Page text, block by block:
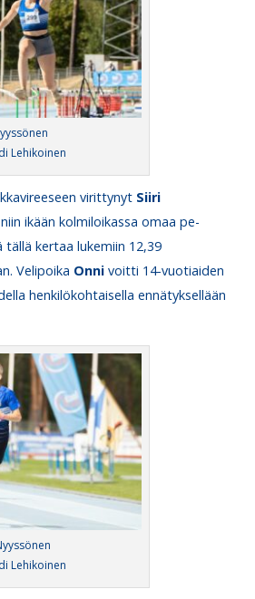
Lehikoinen
virittynyt Siiri
ikään kolmiloikassa omaa pe-
kertaa lukemiin 12,39
Velipoika Onnivoitti 14-vuotiaiden
henkilökohtaisella ennätyksellään
Lehikoinen